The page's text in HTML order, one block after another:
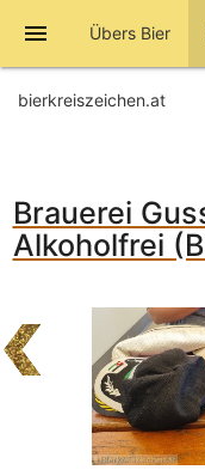
menu Übers Bier
bierkreiszeichen.at
Brauerei
Alkoholfrei